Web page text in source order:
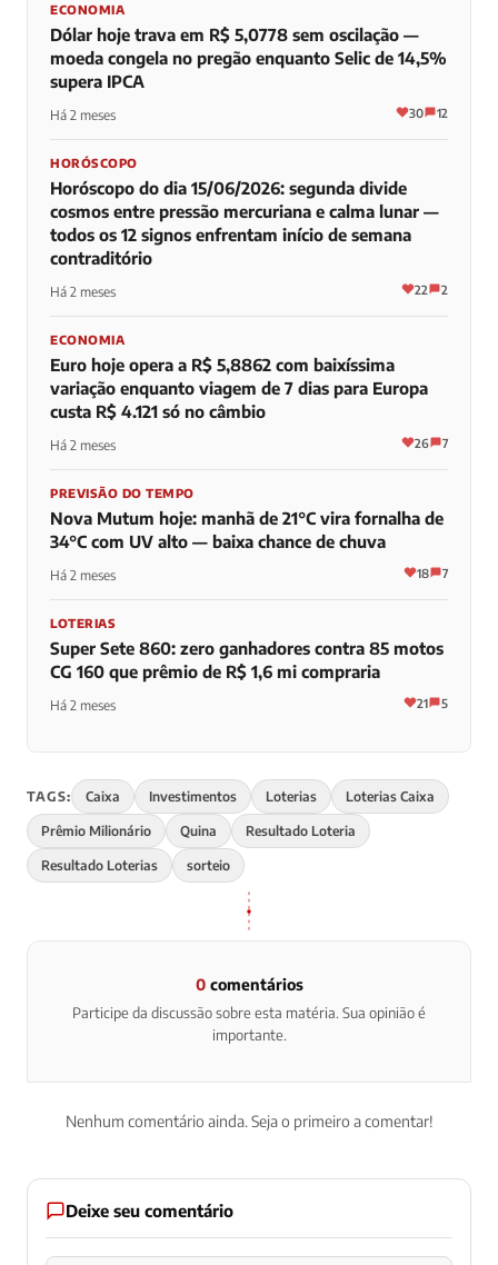
ECONOMIA
Dólar hoje trava em R$ 5,0778 sem oscilação —
moeda congela no pregão enquanto Selic de 14,5%
supera IPCA
Há 2 meses 30 12
HORÓSCOPO
Horóscopo do dia 15/06/2026: segunda divide
cosmos entre pressão mercuriana e calma lunar —
todos os 12 signos enfrentam início de semana
contraditório
Há 2 meses 22 2
ECONOMIA
Euro hoje opera a R$ 5,8862 com baixíssima
variação enquanto viagem de 7 dias para Europa
custa R$ 4.121 só no câmbio
Há 2 meses 26 7
PREVISÃO DO TEMPO
Nova Mutum hoje: manhã de 21°C vira fornalha de
34°C com UV alto — baixa chance de chuva
Há 2 meses 18 7
LOTERIAS
Super Sete 860: zero ganhadores contra 85 motos
CG 160 que prêmio de R$ 1,6 mi compraria
Há 2 meses 21 5
TAGS: Caixa Investimentos Loterias Loterias Caixa
Prêmio Milionário Quina Resultado Loteria
Resultado Loterias sorteio
0comentários
Participe da discussão sobre esta matéria. Sua opinião é
importante.
Nenhum comentário ainda. Seja o primeiro a comentar!
Deixe seu comentário